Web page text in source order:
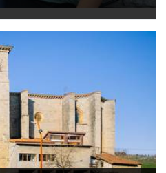
audiogidak,